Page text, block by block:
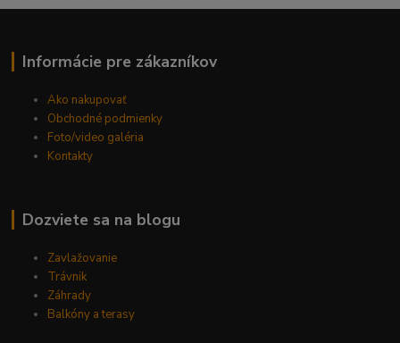
Informácie pre zákazníkov
Ako nakupovať
Obchodné podmienky
Foto/video galéria
Kontakty
Dozviete sa na blogu
Zavlažovanie
Trávnik
Záhrady
Balkóny a terasy